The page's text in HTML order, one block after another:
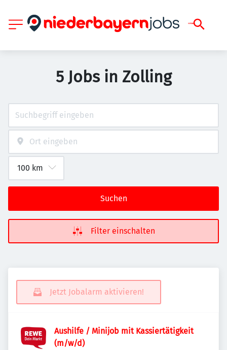
5 Jobs in Zolling
Suchen
Filter einschalten
Jetzt Jobalarm aktivieren!
Aushilfe / Minijob mit Kassiertätigkeit
(m/w/d)